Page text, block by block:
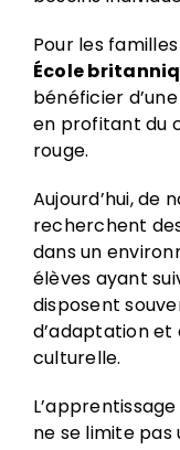
Pour les
École
bénéficier
en profitant du
rouge.
Aujourd’hui, de
recherchent
dans un
élèves ayant
disposent
d’adaptation et
culturelle.
ne se limite